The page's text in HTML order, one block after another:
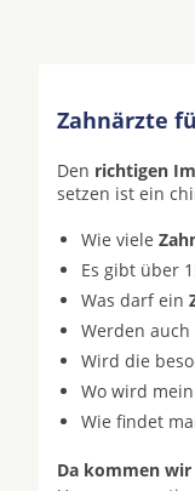
Zahnärzte
Den richtigen
setzen ist ein
Wie viele
Es gibt über
Was darf ein
Werden auch
Wird die
Wo wird
Wie findet
Da kommen wir